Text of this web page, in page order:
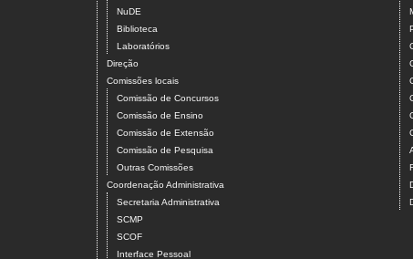
NuDE
Biblioteca
Laboratórios
Direção
Comissões locais
Comissão de Concursos
Comissão de Ensino
Comissão de Extensão
Comissão de Pesquisa
Outras Comissões
Coordenação Administrativa
Secretaria Administrativa
SCMP
SCOF
Interface Pessoal